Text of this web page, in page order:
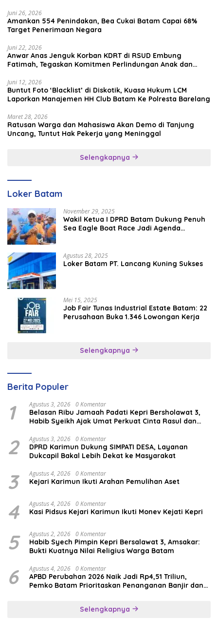
Juni 26, 2026
Amankan 554 Penindakan, Bea Cukai Batam Capai 68%
Target Penerimaan Negara
Juni 22, 2026
Anwar Anas Jenguk Korban KDRT di RSUD Embung
Fatimah, Tegaskan Komitmen Perlindungan Anak dan
Juni 12, 2026
Buntut Foto ‘Blacklist’ di Diskotik, Kuasa Hukum LCM
Laporkan Manajemen HH Club Batam Ke Polresta Barelang
Maret 28, 2026
Ratusan Warga dan Mahasiswa Akan Demo di Tanjung
Uncang, Tuntut Hak Pekerja yang Meninggal
Selengkapnya
Loker Batam
November 29, 2025
Wakil Ketua I DPRD Batam Dukung Penuh
Sea Eagle Boat Race Jadi Agenda
Agustus 28, 2025
Loker Batam PT. Lancang Kuning Sukses
Mei 15, 2025
Job Fair Tunas Industrial Estate Batam: 22
Perusahaan Buka 1.346 Lowongan Kerja
Selengkapnya
Berita Populer
1 Agustus 3, 2026 0 Komentar
Belasan Ribu Jamaah Padati Kepri Bersholawat 3,
Habib Syeikh Ajak Umat Perkuat Cinta Rasul dan
2 Agustus 3, 2026 0 Komentar
DPRD Karimun Dukung SIMPATI DESA, Layanan
Dukcapil Bakal Lebih Dekat ke Masyarakat
3 Agustus 4, 2026 0 Komentar
Kejari Karimun Ikuti Arahan Pemulihan Aset
4 Agustus 4, 2026 0 Komentar
Kasi Pidsus Kejari Karimun Ikuti Monev Kejati Kepri
5 Agustus 2, 2026 0 Komentar
Habib Syech Pimpin Kepri Bersalawat 3, Amsakar:
Bukti Kuatnya Nilai Religius Warga Batam
6 Agustus 4, 2026 0 Komentar
APBD Perubahan 2026 Naik Jadi Rp4,51 Triliun,
Pemko Batam Prioritaskan Penanganan Banjir dan
Selengkapnya